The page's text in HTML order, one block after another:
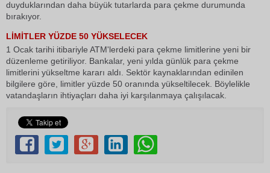
duyduklarından daha büyük tutarlarda para çekme durumunda
bırakıyor.
LİMİTLER YÜZDE 50 YÜKSELECEK
1 Ocak tarihi itibariyle ATM'lerdeki para çekme limitlerine yeni bir
düzenleme getiriliyor. Bankalar, yeni yılda günlük para çekme
limitlerini yükseltme kararı aldı. Sektör kaynaklarından edinilen
bilgilere göre, limitler yüzde 50 oranında yükseltilecek. Böylelikle
vatandaşların ihtiyaçları daha iyi karşılanmaya çalışılacak.